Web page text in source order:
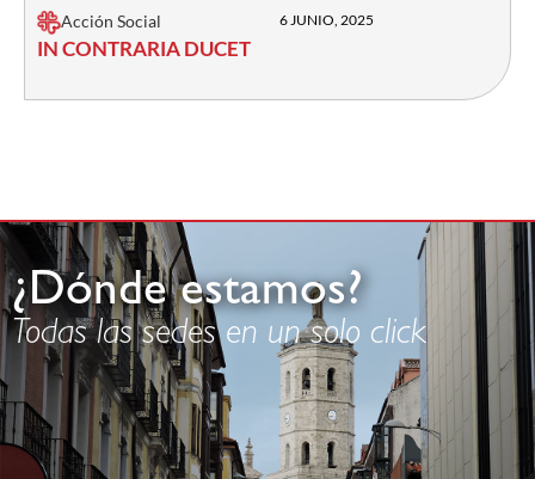
Acción Social 6 JUNIO, 2025
IN CONTRARIA DUCET
¿Dónde estamos?
Todas las sedes en un solo click